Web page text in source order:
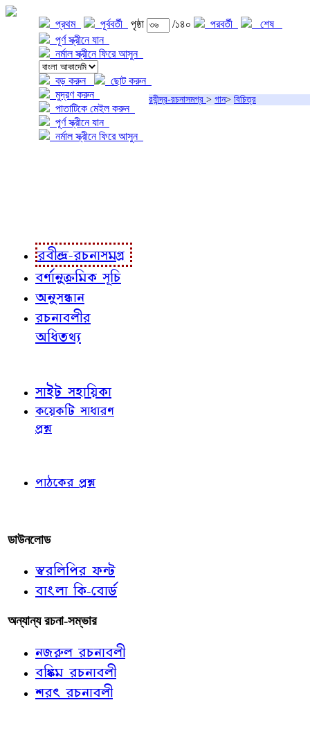
প্রথম পূর্ববর্তী পৃষ্ঠা /১৪০ পরবর্তী
শেষ
পূর্ণ স্ক্রীনে যান
নর্মাল স্ক্রীনে ফিরে আসুন
বড় করুন
ছোট করুন
মুদ্রণ করুন
পাতাটিকে মেইল করুন
পূর্ণ স্ক্রীনে যান
নর্মাল স্ক্রীনে ফিরে আসুন
রবীন্দ্র-রচনাসমগ্র > গান> বিচিত্র
রবীন্দ্র-রচনাসমগ্র
বর্ণানুক্রমিক সূচি
অনুসন্ধান
রচনাবলীর
অধিতথ্য
সাইট সহায়িকা
কয়েকটি সাধারণ
প্রশ্ন
পাঠকের প্রশ্ন
ডাউনলোড
স্বরলিপির ফন্ট
বাংলা কি-বোর্ড
অন্যান্য রচনা-সম্ভার
নজরুল রচনাবলী
বঙ্কিম রচনাবলী
শরৎ রচনাবলী